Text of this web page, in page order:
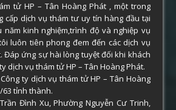
tử HP – Tân Hoàng Phát , một trong
cấp dịch vụ thám tư uy tín hàng đầu tại
năm kinh nghiệm,trình độ và nghiệp vụ
luôn tiên phong đem đến các dịch vụ
Đáp ứng sự hài lòng tuyệt đối khi khách
dịch vụ thám tử HP – Tân Hoàng Phát.
ty dịch vụ thám tử HP – Tân Hoàng
63 tỉnh thành.
Đình Xu, Phường Nguyễn Cư Trinh,